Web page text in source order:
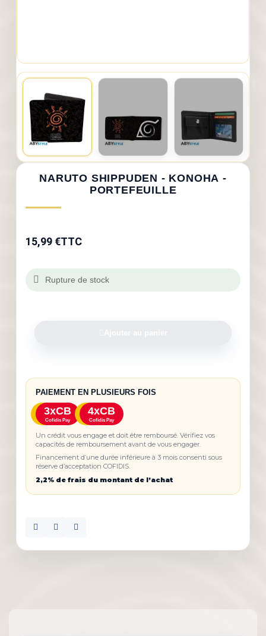
NARUTO SHIPPUDEN - KONOHA -
PORTEFEUILLE
15,99 €TTC
Rupture de stock
PAIEMENT EN PLUSIEURS FOIS
3xCB
Cofidis Pay
4xCB
Cofidis Pay
Un crédit vous engage et doit être remboursé. Vérifiez vos
capacités de remboursement avant de vous engager.
Financement d’une durée inférieure à 3 mois consenti sous
réserve d’acceptation COFIDIS.
2,2% de frais du montant de l’achat